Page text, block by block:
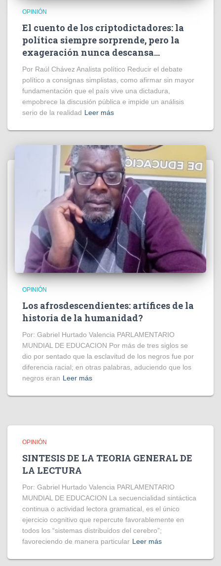
OPINIÓN
El cuento de los criptodictadores: la
política siempre sorprende, pero la
exageración nunca descansa…
Por Raúl Chávez Analista político Reducir el debate
político a consignas simplistas, como afirmar sin mayor
fundamentación que el país vive una dictadura,
empobrece la discusión pública e impide un análisis
serio de la realidad Leer más
OPINIÓN
Los afrosdescendientes: artífices de la
historia de la humanidad?
Por: Gabriel Hurtado Valencia PARLAMENTARIO
MUNDIAL DE EDUCACION Por más de tres siglos se
dio por sentado que la esclavitud de los negros fue por
diferencia racial; en otras palabras, aduciendo que los
negros eran Leer más
OPINIÓN
SINTESIS DE LA TEORIA GENERAL DE
LA LECTURA
Por: Gabriel Hurtado Valencia PARLAMENTARIO
MUNDIAL DE EDUCACION La secuencialidad sintáctica
continua o actividad lectora gramatical, es el único
ejercicio cognitivo que repercute favorablemente en
todos los “sistemas distribuidos del cerebro”;
favoreciendo de manera particular Leer más